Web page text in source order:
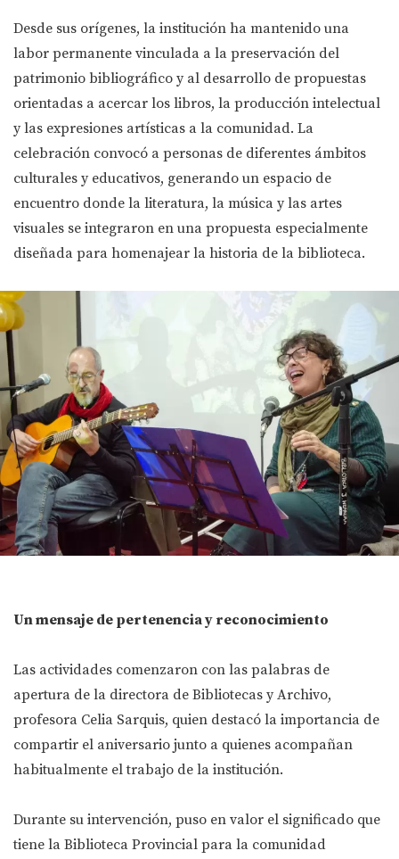
Desde sus orígenes, la institución ha mantenido una
labor permanente vinculada a la preservación del
patrimonio bibliográfico y al desarrollo de propuestas
orientadas a acercar los libros, la producción intelectual
y las expresiones artísticas a la comunidad. La
celebración convocó a personas de diferentes ámbitos
culturales y educativos, generando un espacio de
encuentro donde la literatura, la música y las artes
visuales se integraron en una propuesta especialmente
diseñada para homenajear la historia de la biblioteca.
Un mensaje de pertenencia y reconocimiento
Las actividades comenzaron con las palabras de
apertura de la directora de Bibliotecas y Archivo,
profesora Celia Sarquis, quien destacó la importancia de
compartir el aniversario junto a quienes acompañan
habitualmente el trabajo de la institución.
Durante su intervención, puso en valor el significado que
tiene la Biblioteca Provincial para la comunidad